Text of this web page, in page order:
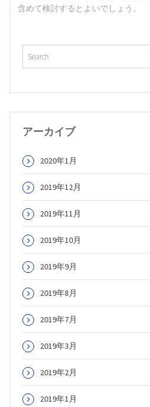
含めて検討するとよいでしょう。
アーカイブ
2020年1月
2019年12月
2019年11月
2019年10月
2019年9月
2019年8月
2019年7月
2019年3月
2019年2月
2019年1月